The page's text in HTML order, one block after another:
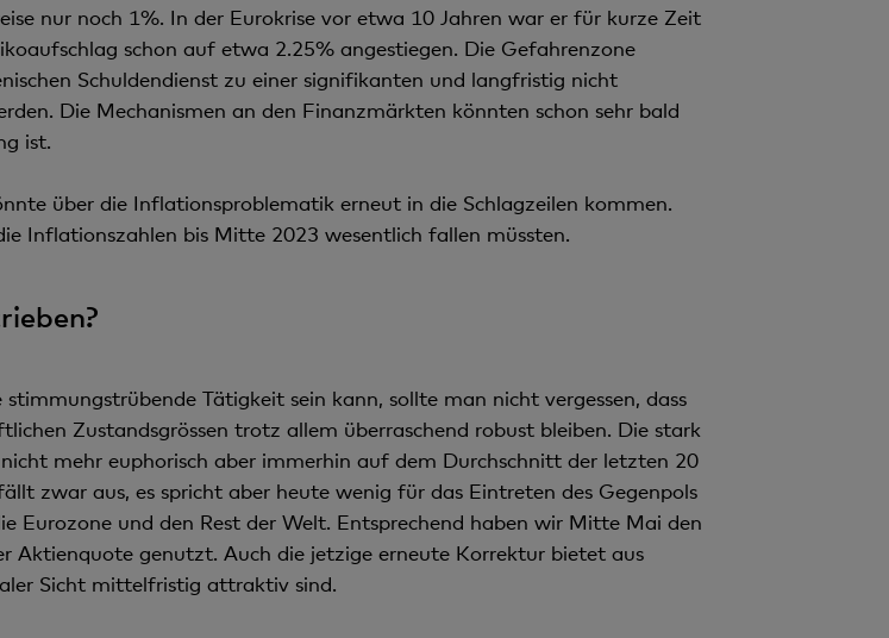
nur noch 1%. In der Eurokrise vor etwa 10 Jahren war er für kurze Zeit
schon auf etwa 2.25% angestiegen. Die Gefahrenzone
Schuldendienst zu einer signifikanten und langfristig nicht
Die Mechanismen an den Finanzmärkten könnten schon sehr bald
ist.
über die Inflationsproblematik erneut in die Schlagzeilen kommen.
Inflationszahlen bis Mitte 2023 wesentlich fallen müssten.
Tätigkeit sein kann, sollte man nicht vergessen, dass
Zustandsgrössen trotz allem überraschend robust bleiben. Die stark
mehr euphorisch aber immerhin auf dem Durchschnitt der letzten 20
zwar aus, es spricht aber heute wenig für das Eintreten des Gegenpols
Eurozone und den Rest der Welt. Entsprechend haben wir Mitte Mai den
Aktienquote genutzt. Auch die jetzige erneute Korrektur bietet aus
Sicht mittelfristig attraktiv sind.